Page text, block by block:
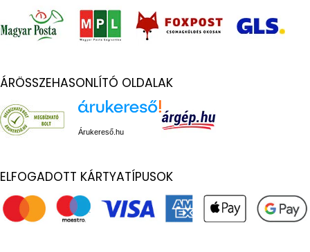
ÁRÖSSZEHASONLÍTÓ OLDALAK
Árukereső.hu
ELFOGADOTT KÁRTYATÍPUSOK